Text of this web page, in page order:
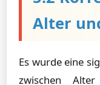
Alter
Es wurde eine
zwischen